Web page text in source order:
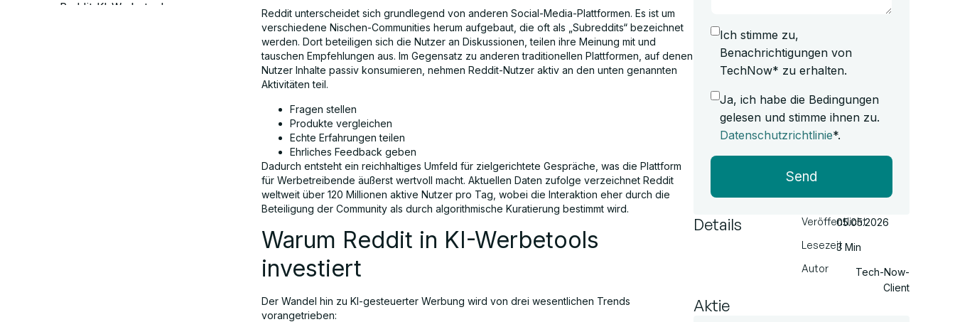
Reddit-KI-Werbetools
Reddit unterscheidet sich grundlegend von anderen Social-Media-Plattformen. Es ist um
verschiedene Nischen-Communities herum aufgebaut, die oft als „Subreddits“ bezeichnet
werden. Dort beteiligen sich die Nutzer an Diskussionen, teilen ihre Meinung mit und
tauschen Empfehlungen aus. Im Gegensatz zu anderen traditionellen Plattformen, auf denen
Nutzer Inhalte passiv konsumieren, nehmen Reddit-Nutzer aktiv an den unten genannten
Aktivitäten teil.
Fragen stellen
Produkte vergleichen
Echte Erfahrungen teilen
Ehrliches Feedback geben
Dadurch entsteht ein reichhaltiges Umfeld für zielgerichtete Gespräche, was die Plattform
für Werbetreibende äußerst wertvoll macht. Aktuellen Daten zufolge verzeichnet Reddit
weltweit über 120 Millionen aktive Nutzer pro Tag, wobei die Interaktion eher durch die
Beteiligung der Community als durch algorithmische Kuratierung bestimmt wird.
Warum Reddit in KI-Werbetools
investiert
Der Wandel hin zu KI-gesteuerter Werbung wird von drei wesentlichen Trends
vorangetrieben:
Ich stimme zu,
Benachrichtigungen von
TechNow* zu erhalten.
Ja, ich habe die Bedingungen
gelesen und stimme ihnen zu.
Datenschutzrichtlinie*.
Send
Details
Veröffentlicht
Lesezeit
Autor
05.05.2026
3 Min
Tech-Now-
Client
Aktie